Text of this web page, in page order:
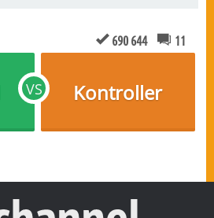
690 644 11
VS Kontroller